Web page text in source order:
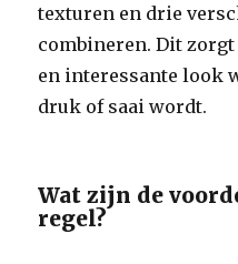
texturen en drie
combineren. Dit zorgt
en interessante look
druk of saai wordt.
Wat zijn de
regel?